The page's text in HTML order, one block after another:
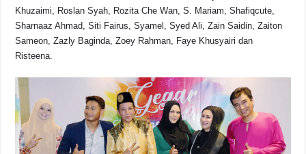
Khuzaimi, Roslan Syah, Rozita Che Wan, S. Mariam, Shafiqcute,
Sharnaaz Ahmad, Siti Fairus, Syamel, Syed Ali, Zain Saidin, Zaiton
Sameon, Zazly Baginda, Zoey Rahman, Faye Khusyairi dan
Risteena.